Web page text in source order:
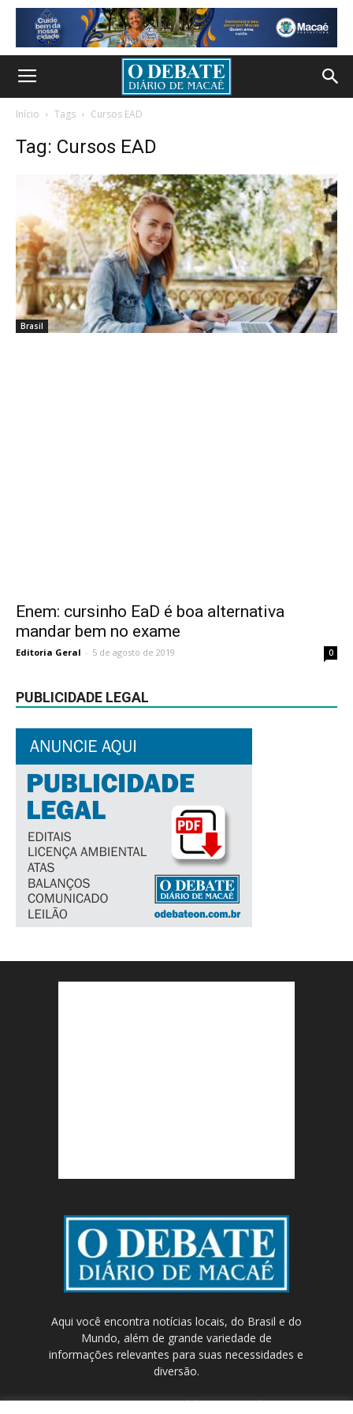
Início Tags Cursos EAD
Tag: Cursos EAD
Brasil
Enem: cursinho EaD é boa alternativa
mandar bem no exame
Editoria Geral - 5 de agosto de 2019 0
PUBLICIDADE LEGAL
Aqui você encontra notícias locais, do Brasil e do
Mundo, além de grande variedade de
informações relevantes para suas necessidades e
diversão.
Contato:contato@odebateon.com.br /